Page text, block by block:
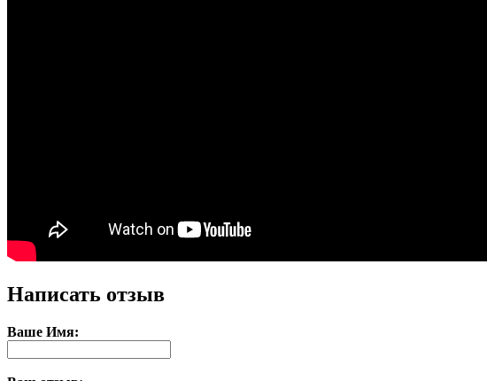
Написать отзыв
Ваше Имя: